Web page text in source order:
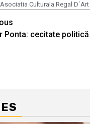
Asociatia Culturala Regal D´Art
Ponta: cecitate